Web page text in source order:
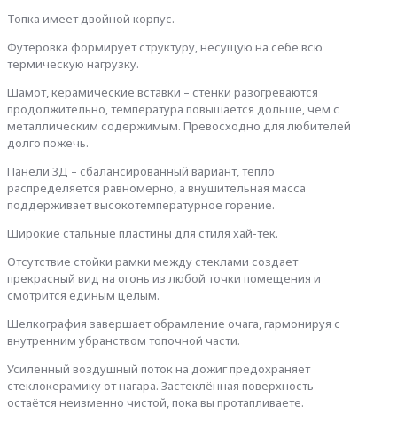
Топка имеет двойной корпус.
Футеровка формирует структуру, несущую на себе всю
термическую нагрузку.
Шамот, керамические вставки – стенки разогреваются
продолжительно, температура повышается дольше, чем с
металлическим содержимым. Превосходно для любителей
долго пожечь.
Панели 3Д – сбалансированный вариант, тепло
распределяется равномерно, а внушительная масса
поддерживает высокотемпературное горение.
Широкие стальные пластины для стиля хай-тек.
Отсутствие стойки рамки между стеклами создает
прекрасный вид на огонь из любой точки помещения и
смотрится единым целым.
Шелкография завершает обрамление очага, гармонируя с
внутренним убранством топочной части.
Усиленный воздушный поток на дожиг предохраняет
стеклокерамику от нагара. Застеклённая поверхность
остаётся неизменно чистой, пока вы протапливаете.